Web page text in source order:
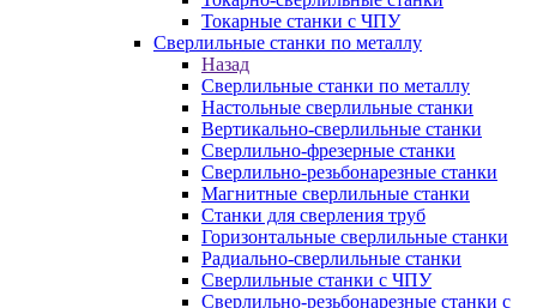
Токарные станки с ЧПУ
Сверлильные станки по металлу
Назад
Сверлильные станки по металлу
Настольные сверлильные станки
Вертикально-сверлильные станки
Сверлильно-фрезерные станки
Сверлильно-резьбонарезные станки
Магнитные сверлильные станки
Станки для сверления труб
Горизонтальные сверлильные станки
Радиально-сверлильные станки
Сверлильные станки с ЧПУ
Сверлильно-резьбонарезные станки с